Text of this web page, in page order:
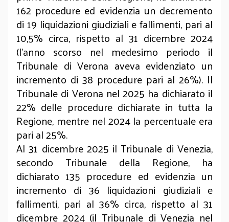
162 procedure ed evidenzia un decremento
di 19 liquidazioni giudiziali e fallimenti, pari al
10,5% circa, rispetto al 31 dicembre 2024
(l’anno scorso nel medesimo periodo il
Tribunale di Verona aveva evidenziato un
incremento di 38 procedure pari al 26%). Il
Tribunale di Verona nel 2025 ha dichiarato il
22% delle procedure dichiarate in tutta la
Regione, mentre nel 2024 la percentuale era
pari al 25%.
Al 31 dicembre 2025 il Tribunale di Venezia,
secondo Tribunale della Regione, ha
dichiarato 135 procedure ed evidenzia un
incremento di 36 liquidazioni giudiziali e
fallimenti, pari al 36% circa, rispetto al 31
dicembre 2024 (il Tribunale di Venezia nel